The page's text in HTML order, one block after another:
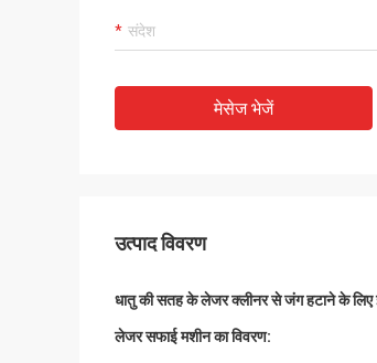
मेसेज भेजें
उत्पाद विवरण
धातु की सतह के लेजर क्लीनर से जंग हटाने के लिए
लेजर सफाई मशीन का विवरण: